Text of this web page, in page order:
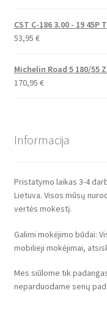
CST C-186 3.00 - 19 45P
53,95 €
Michelin Road 5 180/55
170,95 €
Informacija
Pristatymo laikas 3-4
Lietuva. Visos mūsų
vertės mokestį.
Galimi mokėjimo būdai:
mobilieji mokėjimai,
Mes siūlome tik
neparduodame senų